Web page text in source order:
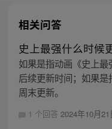
相关问答
史上最强什么时候
如果是指动画《史上
后续更新时间；如果
周末更新。
1 个回答 2024年10月21